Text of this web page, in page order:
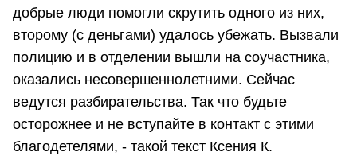
добрые люди помогли скрутить одного из них,
второму (с деньгами) удалось убежать. Вызвали
полицию и в отделении вышли на соучастника,
оказались несовершеннолетними. Сейчас
ведутся разбирательства. Так что будьте
осторожнее и не вступайте в контакт с этими
благодетелями, - такой текст Ксения К.